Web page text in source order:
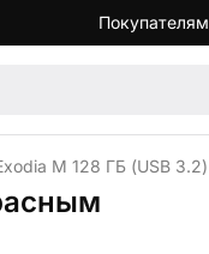
Покупателям
M 128 ГБ (USB